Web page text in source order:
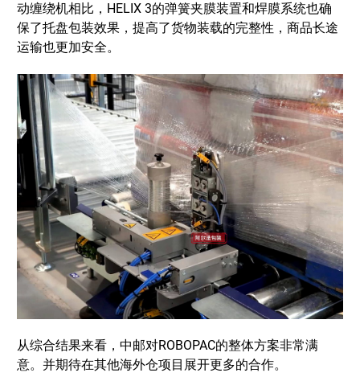
动缠绕机相比，HELIX 3的弹簧夹膜装置和焊膜系统也确
保了托盘包装效果，提高了货物装载的完整性，商品长途
运输也更加安全。
从综合结果来看，中邮对ROBOPAC的整体方案非常满
意。并期待在其他海外仓项目展开更多的合作。